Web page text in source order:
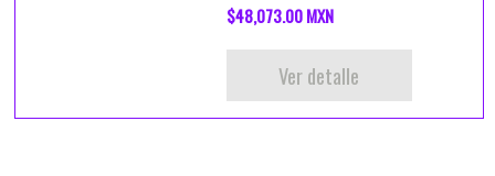
$48,073.00 MXN
Ver detalle